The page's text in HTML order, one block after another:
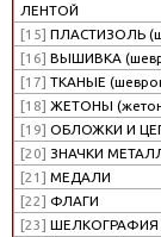
ЛЕНТОЙ
[15] ПЛАСТИЗОЛЬ
[16] ВЫШИВКА
[17] ТКАНЫЕ
[18] ЖЕТОНЫ
[19] ОБЛОЖКИ И
[20] ЗНАЧКИ
[21] МЕДАЛИ
[22] ФЛАГИ
[23] ШЕЛКОГРАФИЯ